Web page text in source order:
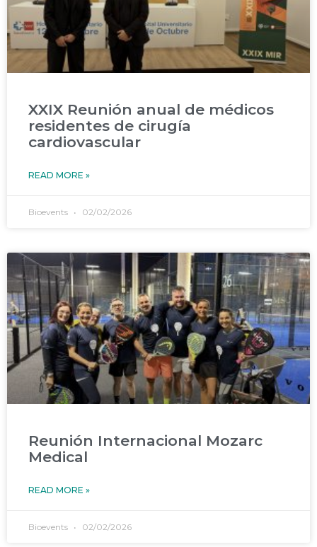
XXIX Reunión anual de médicos
residentes de cirugía
cardiovascular
READ MORE »
Bioevents 02/02/2026
Reunión Internacional Mozarc
Medical
READ MORE »
Bioevents 02/02/2026